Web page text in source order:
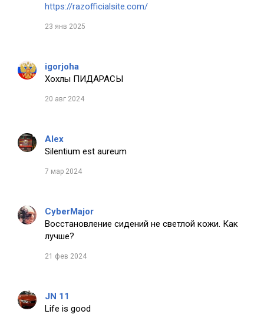
https://razofficialsite.com/
23 янв 2025
igorjoha
Хохлы ПИДАРАСЫ
20 авг 2024
Alex
Silentium est aureum
7 мар 2024
CyberMajor
Восстановление сидений не светлой кожи. Как
лучше?
21 фев 2024
JN 11
Life is good